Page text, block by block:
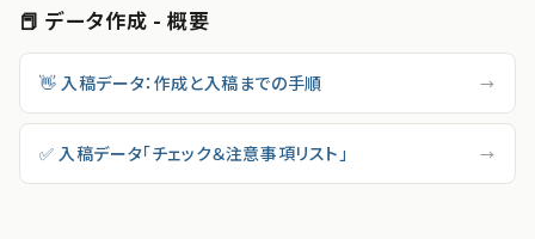
📕 データ作成 - 概要
👋 入稿データ：作成と入稿までの手順 →
✅ 入稿データ「チェック＆注意事項リスト」 →